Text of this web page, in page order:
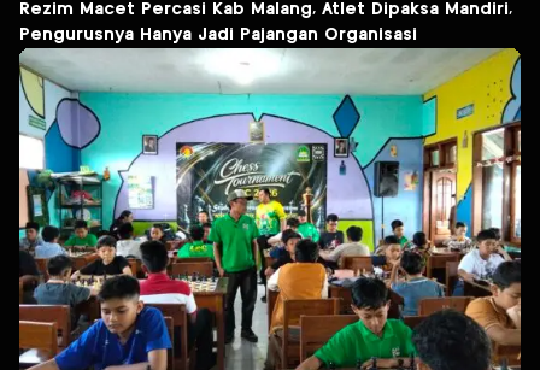
Rezim Macet Percasi Kab Malang, Atlet Dipaksa Mandiri,
Pengurusnya Hanya Jadi Pajangan Organisasi